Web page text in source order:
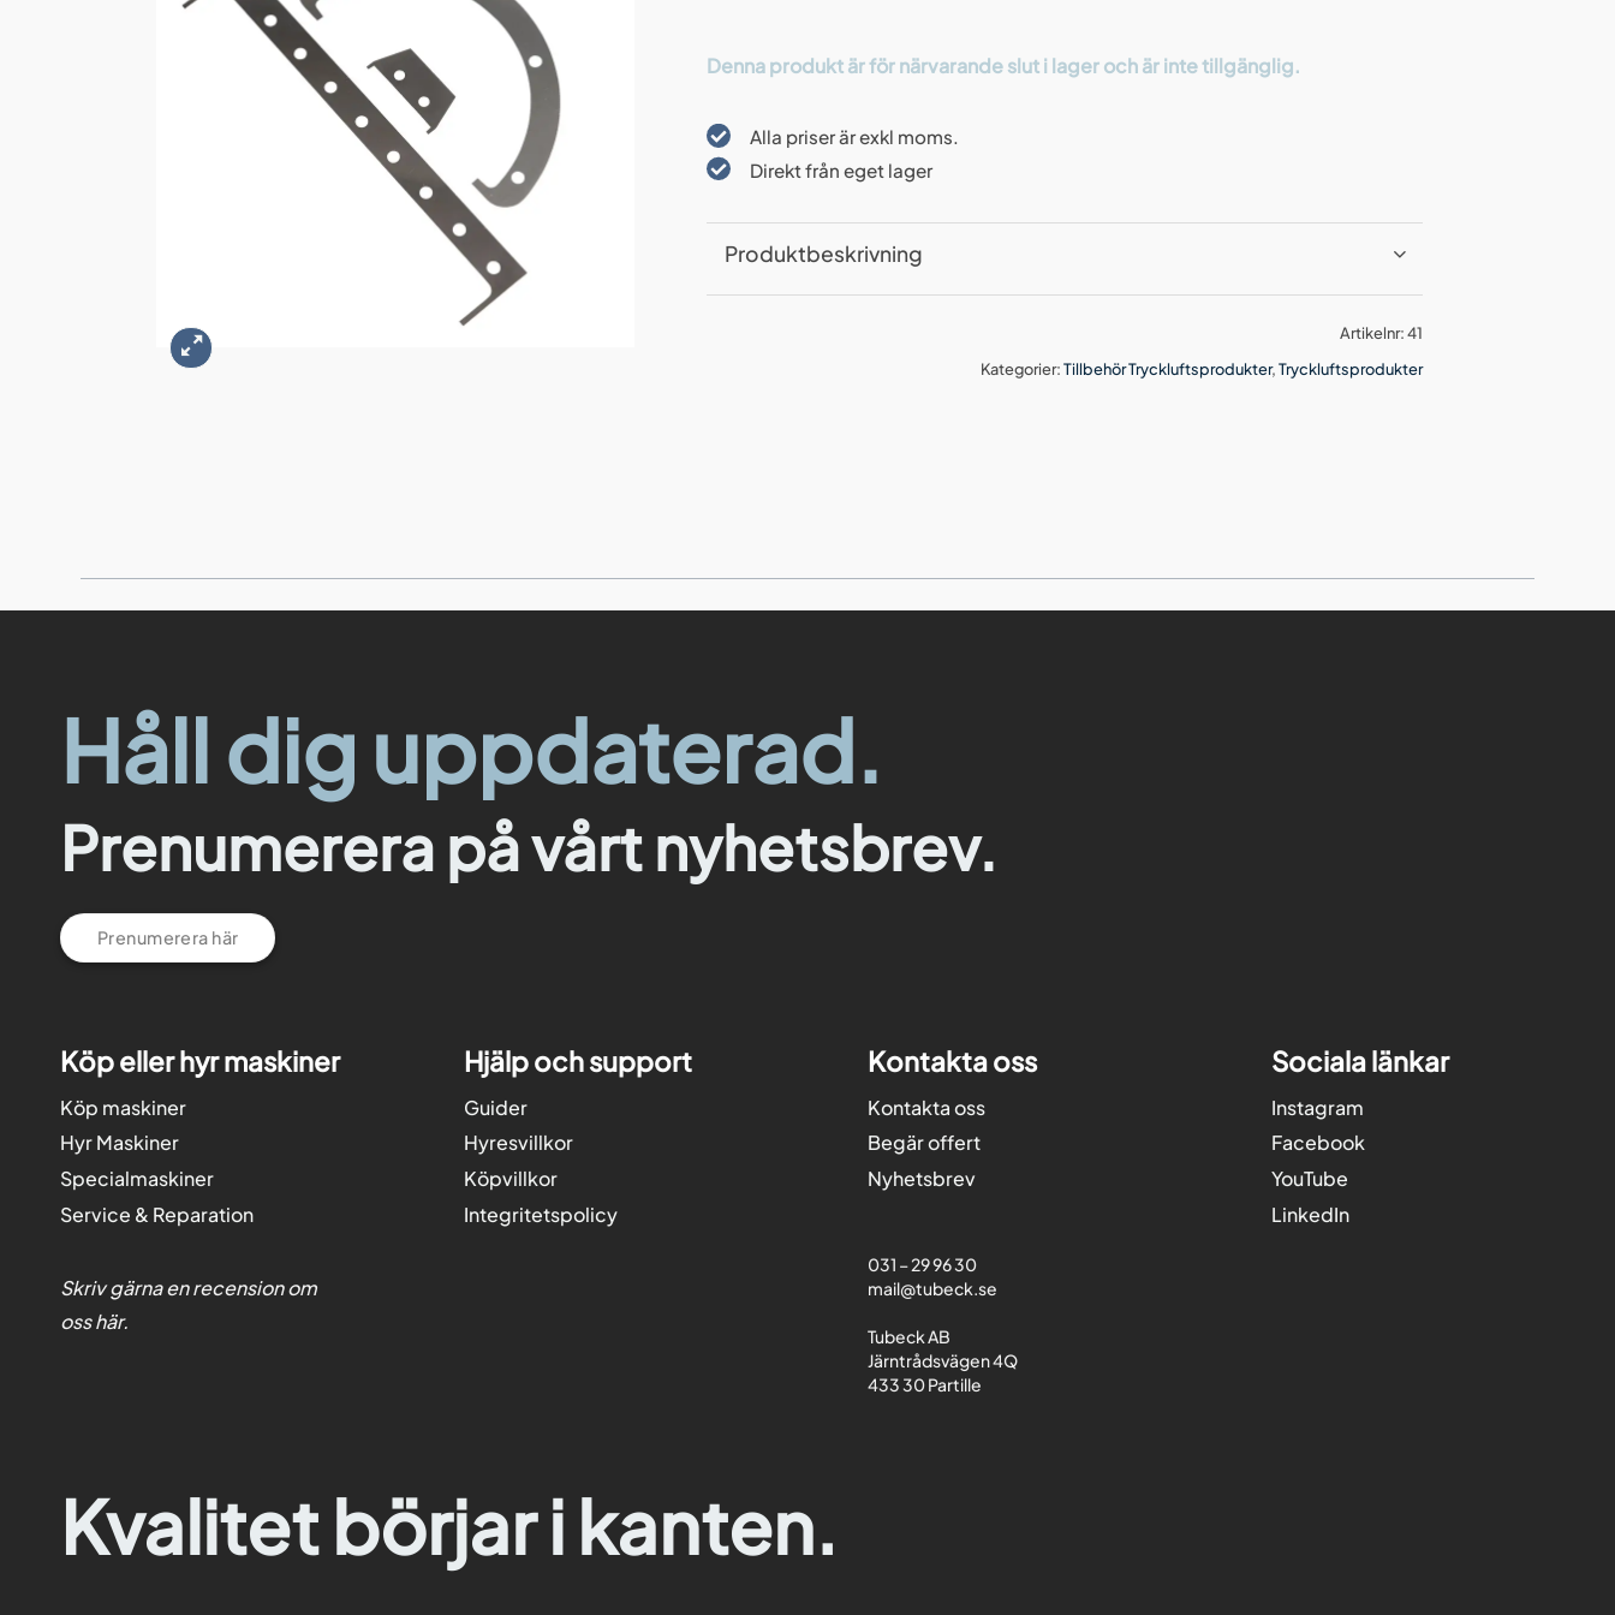
Denna produkt är för närvarande slut i lager och är inte tillgänglig.
Alla priser är exkl moms.
Direkt från eget lager
Produktbeskrivning
Artikelnr:41
Kategorier:Tillbehör Tryckluftsprodukter,Tryckluftsprodukter
Håll dig uppdaterad.
Prenumerera på vårt nyhetsbrev.
Prenumerera här
Köp eller hyr maskiner
Köp maskiner
Hyr Maskiner
Specialmaskiner
Service & Reparation
Skriv gärna en recension om
osshär.
Hjälp och support
Guider
Hyresvillkor
Köpvillkor
Integritetspolicy
Kontakta oss
Kontakta oss
Begär offert
Nyhetsbrev
031 – 29 96 30
mail@tubeck.se
Tubeck AB
Järntrådsvägen 4Q
433 30 Partille
Sociala länkar
Instagram
Facebook
YouTube
LinkedIn
Kvalitet börjar i kanten.